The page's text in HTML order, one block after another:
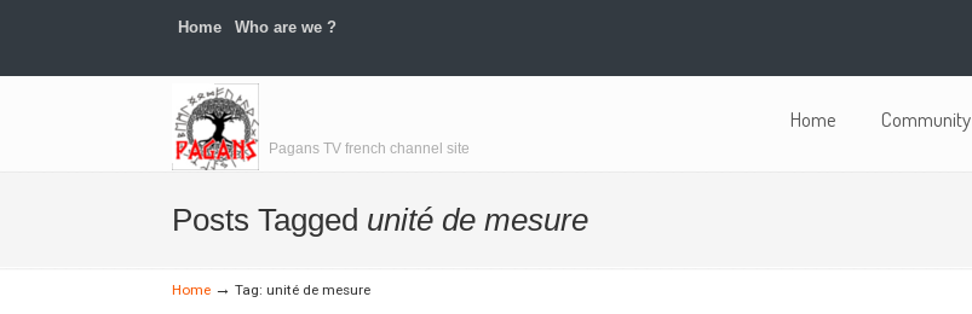
Home Who are we ?
Pagans TV french channel site
Home Community
Navigation
Posts Tagged unité de mesure
Home → Tag: unité de mesure